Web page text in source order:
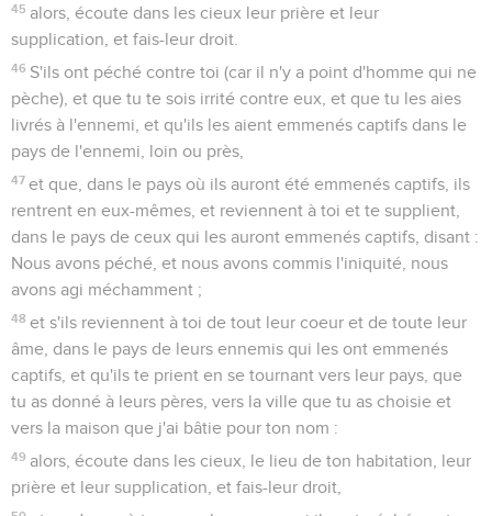
45 alors, écoute dans les cieux leur prière et leur
supplication, et fais-leur droit.
46 S'ils ont péché contre toi (car il n'y a point d'homme qui ne
pèche), et que tu te sois irrité contre eux, et que tu les aies
livrés à l'ennemi, et qu'ils les aient emmenés captifs dans le
pays de l'ennemi, loin ou près,
47 et que, dans le pays où ils auront été emmenés captifs, ils
rentrent en eux-mêmes, et reviennent à toi et te supplient,
dans le pays de ceux qui les auront emmenés captifs, disant :
Nous avons péché, et nous avons commis l'iniquité, nous
avons agi méchamment ;
48 et s'ils reviennent à toi de tout leur coeur et de toute leur
âme, dans le pays de leurs ennemis qui les ont emmenés
captifs, et qu'ils te prient en se tournant vers leur pays, que
tu as donné à leurs pères, vers la ville que tu as choisie et
vers la maison que j'ai bâtie pour ton nom :
49 alors, écoute dans les cieux, le lieu de ton habitation, leur
prière et leur supplication, et fais-leur droit,